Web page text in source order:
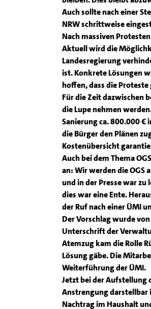
Auch sollte nach einer
NRW schrittweise
Nach massiven
Aktuell wird die
Landesregierung
ist. Konkrete Lösungen
hoffen, dass die
Für die Zeit dazwischen
die Lupe nehmen
Sanierung ca. 800.000
die Bürger den Plänen
Kostenübersicht
Auch bei dem Thema
an: Wir werden die OGS
und in der Presse war
dies war eine Ente.
der Ruf nach einer ÜMI
Der Vorschlag wurde
Unterschrift der
Atemzug kam die Rolle
Lösung gäbe. Die
Weiterführung der ÜMI.
Jetzt bei der Aufstellung
Anstrengung darstellbar
Nachtrag im Haushalt